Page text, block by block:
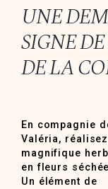
UNE
SIGNE
DE LA
En compagnie
Valéria,
magnifique
en fleurs
Un élément de
de convivialité